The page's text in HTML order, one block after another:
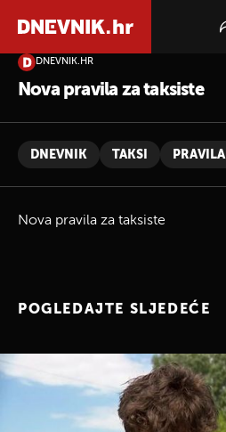
DNEVNIK.HR
Nova pravila za taksiste
DNEVNIK TAKSI PRAVILA
Nova pravila za taksiste
POGLEDAJTE SLJEDEĆE
PRETRAŽITE VIJESTI